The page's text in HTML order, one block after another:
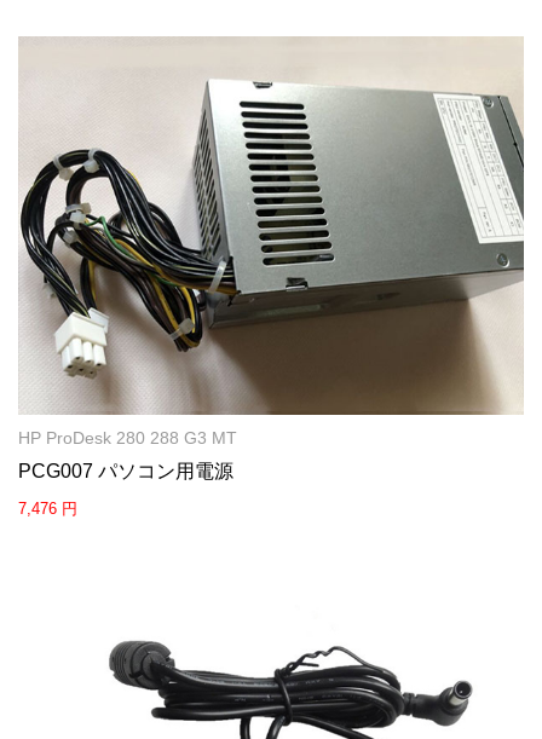
HP ProDesk 280 288 G3 MT
PCG007 パソコン用電源
7,476 円